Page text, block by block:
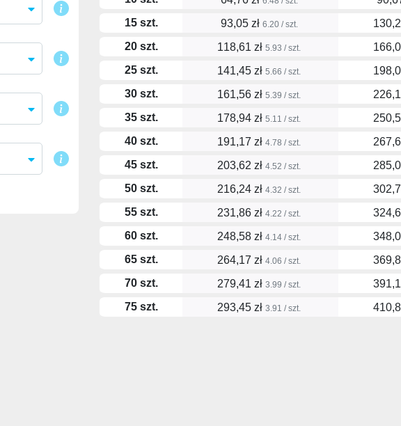
15 szt.
93,05 zł 6.20 / szt.
20 szt.
118,61 zł 5.93 / szt.
25 szt.
141,45 zł 5.66 / szt.
30 szt.
161,56 zł 5.39 / szt.
35 szt.
178,94 zł 5.11 / szt.
40 szt.
191,17 zł 4.78 / szt.
45 szt.
203,62 zł 4.52 / szt.
50 szt.
216,24 zł 4.32 / szt.
55 szt.
231,86 zł 4.22 / szt.
60 szt.
248,58 zł 4.14 / szt.
65 szt.
264,17 zł 4.06 / szt.
70 szt.
279,41 zł 3.99 / szt.
75 szt.
293,45 zł 3.91 / szt.